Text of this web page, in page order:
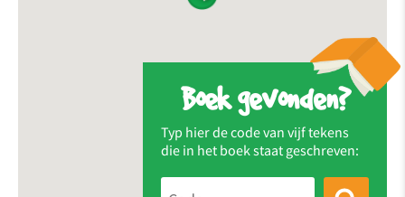
Boek gevonden?
Typ hier de code van vijf tekens
die in het boek staat geschreven: